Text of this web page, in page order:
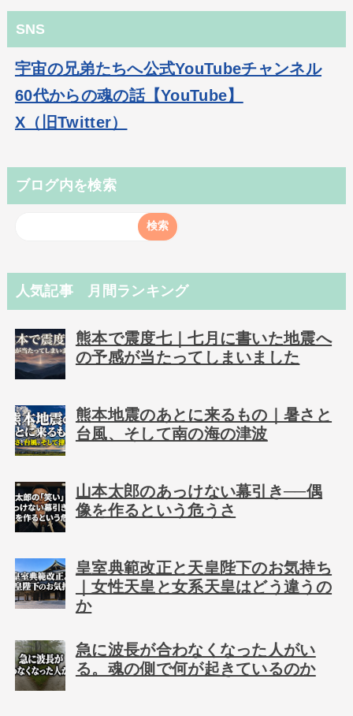
SNS
宇宙の兄弟たちへ公式YouTubeチャンネル
60代からの魂の話【YouTube】
X（旧Twitter）
ブログ内を検索
人気記事 月間ランキング
熊本で震度七｜七月に書いた地震へ
の予感が当たってしまいました
熊本地震のあとに来るもの｜暑さと
台風、そして南の海の津波
山本太郎のあっけない幕引き──偶
像を作るという危うさ
皇室典範改正と天皇陛下のお気持ち
｜女性天皇と女系天皇はどう違うの
か
急に波長が合わなくなった人がい
る。魂の側で何が起きているのか